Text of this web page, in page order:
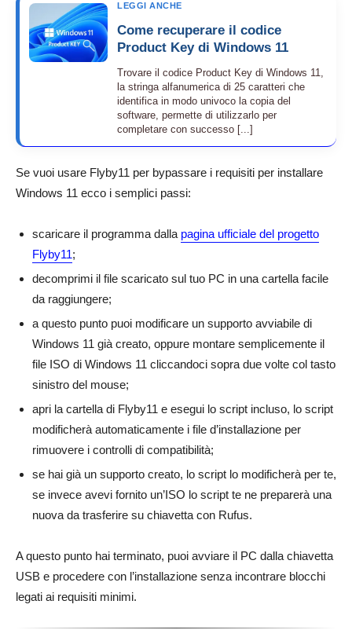
LEGGI ANCHE
Come recuperare il codice
Product Key di Windows 11
Trovare il codice Product Key di Windows 11,
la stringa alfanumerica di 25 caratteri che
identifica in modo univoco la copia del
software, permette di utilizzarlo per
completare con successo [...]
Se vuoi usare Flyby11 per bypassare i requisiti per installare
Windows 11 ecco i semplici passi:
scaricare il programma dalla pagina ufficiale del progetto
Flyby11;
decomprimi il file scaricato sul tuo PC in una cartella facile
da raggiungere;
a questo punto puoi modificare un supporto avviabile di
Windows 11 già creato, oppure montare semplicemente il
file ISO di Windows 11 cliccandoci sopra due volte col tasto
sinistro del mouse;
apri la cartella di Flyby11 e esegui lo script incluso, lo script
modificherà automaticamente i file d’installazione per
rimuovere i controlli di compatibilità;
se hai già un supporto creato, lo script lo modificherà per te,
se invece avevi fornito un’ISO lo script te ne preparerà una
nuova da trasferire su chiavetta con Rufus.
A questo punto hai terminato, puoi avviare il PC dalla chiavetta
USB e procedere con l’installazione senza incontrare blocchi
legati ai requisiti minimi.